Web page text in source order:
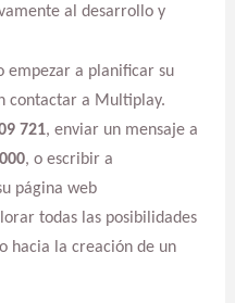
al desarrollo y
empezar a planificar su
contactar a Multiplay.
721, enviar un mensaje a
, o escribir a
página web
todas las posibilidades
hacia la creación de un